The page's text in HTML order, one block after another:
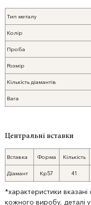
Тип металу
Колір
Проба
Розмір
Кількість діамантів
Вага
Центральні вставки
Вставка Форма Кількість
Діамант Кр57 41
*характеристики вказані
кожного виробу, деталі